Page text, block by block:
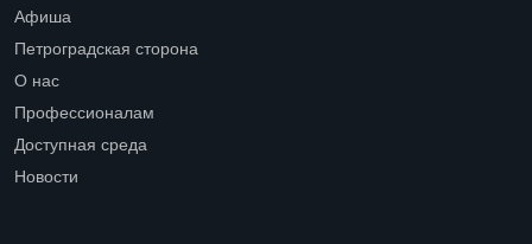
Афиша
Петроградская сторона
О нас
Профессионалам
Доступная среда
Новости